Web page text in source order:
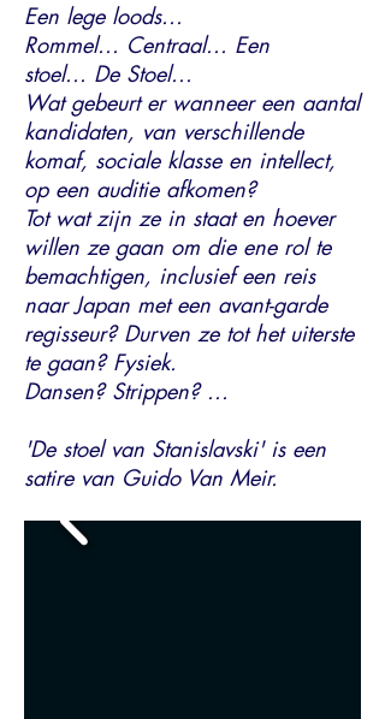
Een lege loods...
Rommel... Centraal... Een
stoel... De Stoel...
Wat gebeurt er wanneer een aantal
kandidaten, van verschillende
komaf, sociale klasse en intellect,
op een auditie afkomen?
Tot wat zijn ze in staat en hoever
willen ze gaan om die ene rol te
bemachtigen, inclusief een reis
naar Japan met een avant-garde
regisseur? Durven ze tot het uiterste
te gaan? Fysiek.
Dansen? Strippen? ...
'De stoel van Stanislavski' is een
satire van Guido Van Meir.